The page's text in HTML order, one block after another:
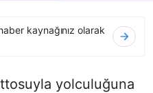
kaynağınız olarak
yolculuğuna